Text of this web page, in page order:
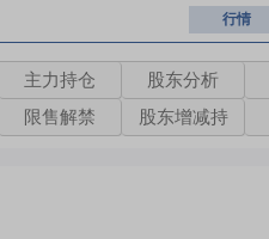
行情
主力持仓 股东分析
限售解禁 股东增减持